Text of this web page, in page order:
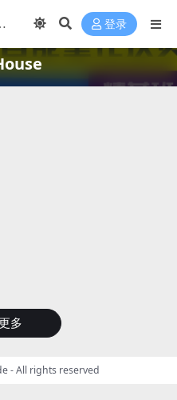
登录
多
- All rights reserved